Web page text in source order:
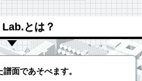
とは？
面であそべます。